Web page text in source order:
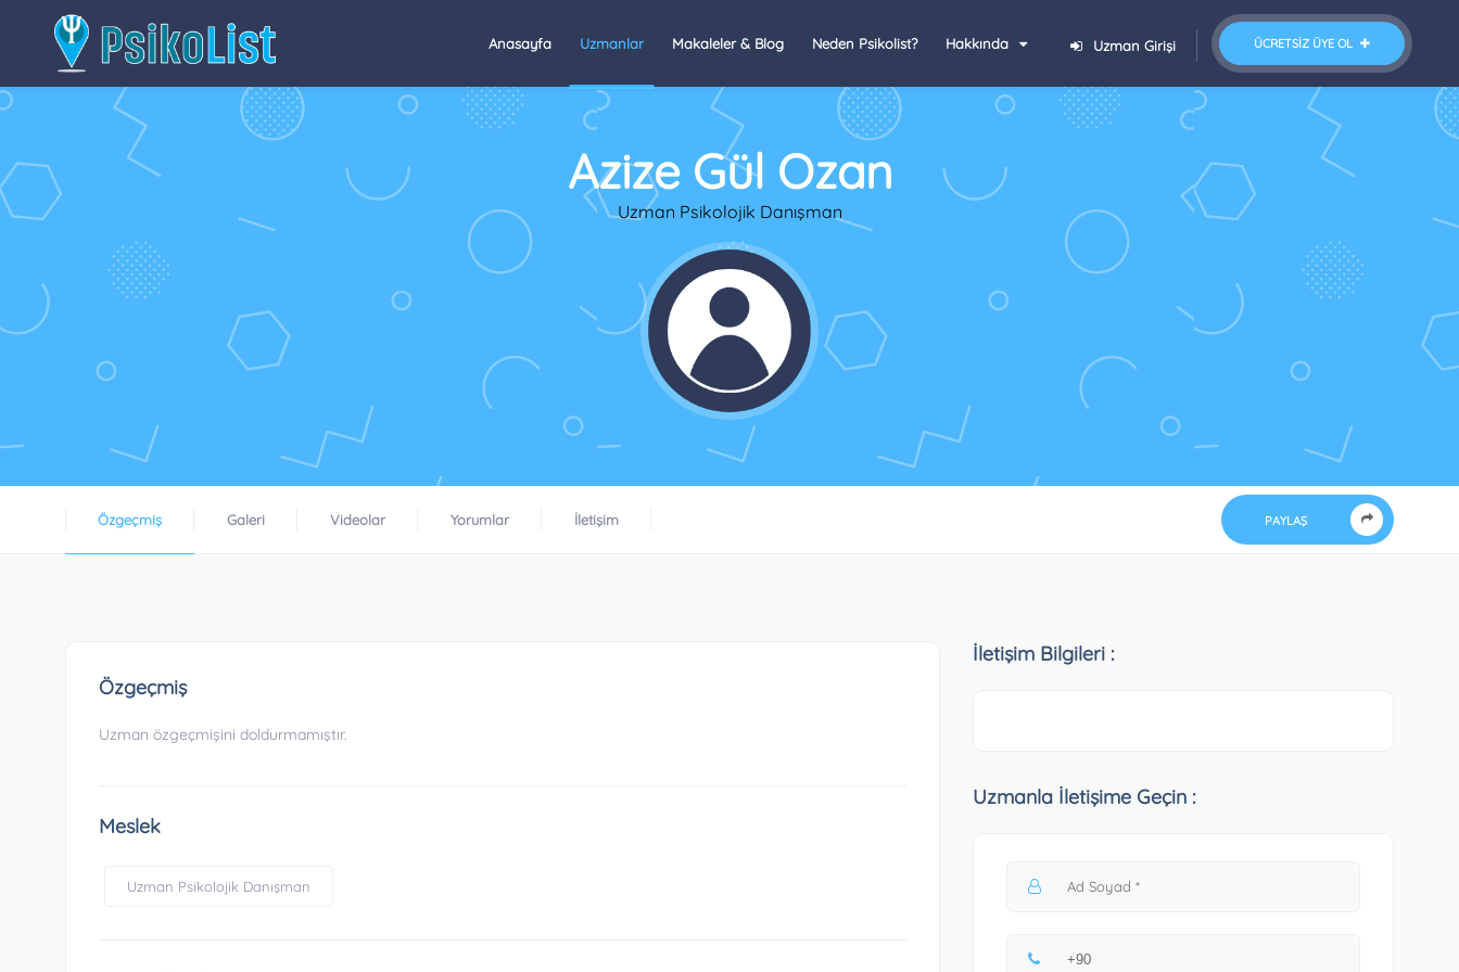
ÜCRETSIZ ÜYE OL
Uzman Girişi
Anasayfa Uzmanlar Makaleler & Blog Neden Psikolist? Hakkında
Azize Gül Ozan
Uzman Psikolojik Danışman
Özgeçmiş Galeri Videolar Yorumlar İletişim PAYLAŞ
Özgeçmiş
Uzman özgeçmişini doldurmamıştır.
Meslek
Uzman Psikolojik Danışman
İletişim Bilgileri :
Uzmanla İletişime Geçin :